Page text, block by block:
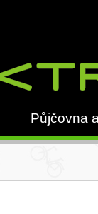
Půjčovna